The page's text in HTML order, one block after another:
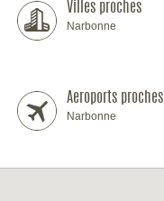
Villes proches
Narbonne
Aeroports proches
Narbonne